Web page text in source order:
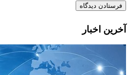
آخرین اخبار